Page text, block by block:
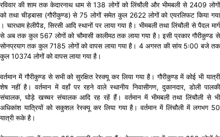
रविवार की शाम तक केदारनाथ धाम से 138 लोगों को लिंचौली और भीमबली से 2409 लोगों
को तथा चीड़बासा (गौरीकुण्ड) से 75 लोगों समेत कुल 2622 लोगों को एयरलिफट किया गया
। चारधाम हेलीपैड, सिरसी आदि स्थानों पर लाया गया है। भीमबली तथा लिंचौली से पैदल मार्ग
से अब तक कुल 567 लोगों को चौमासी कालीमठ तक लाया गया है। इसी प्रकार गौरीकुण्ड से
सोनप्रयाग तक कुल 7185 लोगों को वापस लाया गया है। 4 अगस्त की सांय 5ः00 बजे तक
कुल 10374 लोगों को वापस लाया गया है।
वर्तमान में गौरीकुण्ड से सभी को सुरक्षित रेस्क्यू कर लिया गया है। गौरीकुण्ड में कोई भी यात्री
शेष नहीं है। वर्तमान में वहाँ पर रहने वाले स्थानीय निवासीगण, दुकानदार, डोली पालकी
संचालक, घोड़े खच्चर संचालक आदि रह रहें हैं। वर्तमान में भीमबली तथा लिंचौली से भी
अधिकांश यात्रियों को सकुशल रेस्क्यू कर लिया गया है। वर्तमान में लिंचौली में लगभग 50
यात्री रूके है।